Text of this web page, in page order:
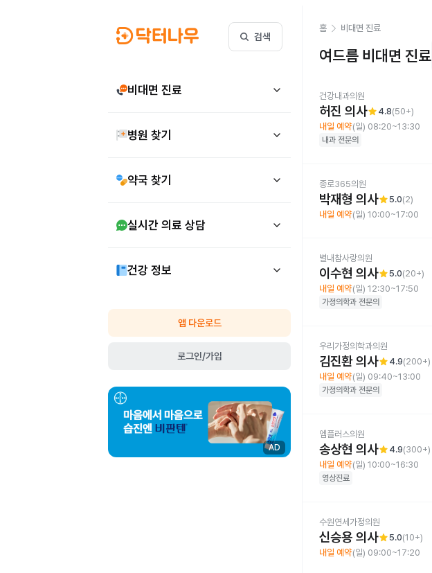
검색
비대면 진료
병원 찾기
약국 찾기
실시간 의료 상담
건강 정보
앱 다운로드
로그인/가입
AD
홈 비대면 진료
여드름 비대면 진료
건강내과의원
허진 의사star 4.8(50+)
내일 예약(일) 08:20~13:30
내과 전문의
종로365의원
박재형 의사star5.0(2)
내일 예약(일) 10:00~17:00
별내참사랑의원
이수현 의사star5.0(20+)
내일 예약(일) 12:30~17:50
가정의학과 전문의
우리가정의학과의원
김진환 의사star 4.9(200+)
내일 예약(일) 09:40~13:00
가정의학과 전문의
엠플러스의원
송상현 의사star 4.9(300+)
내일 예약(일) 10:00~16:30
영상진료
수원연세가정의원
신승용 의사star5.0(10+)
내일 예약(일) 09:00~17:20